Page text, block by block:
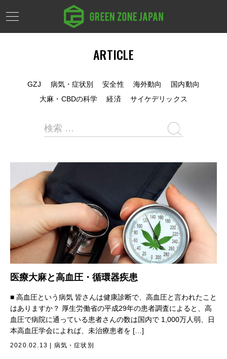
ARTICLE
GZJ 病気・症状別 安全性 海外動向
国内動向
大麻・CBDの科学
経済 サイケデリックス
医療大麻と高血圧・循環器疾患
■ 高血圧という病気 皆さんは健康診断で、高血圧と言われたこと
はありますか？ 厚生労働省の平成29年の患者調査によると、高
血圧で病院に通っている患者さんの数は国内で 1,000万人弱、日
本高血圧学会によれば、未治療患者を […]
2020.02.13 病気・症状別